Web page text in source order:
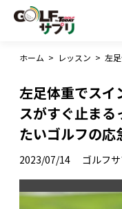
ホーム > レッスン >
左足体重でスイ
スがすぐ止まる
たいゴルフの応
2023/07/14 ゴルフ